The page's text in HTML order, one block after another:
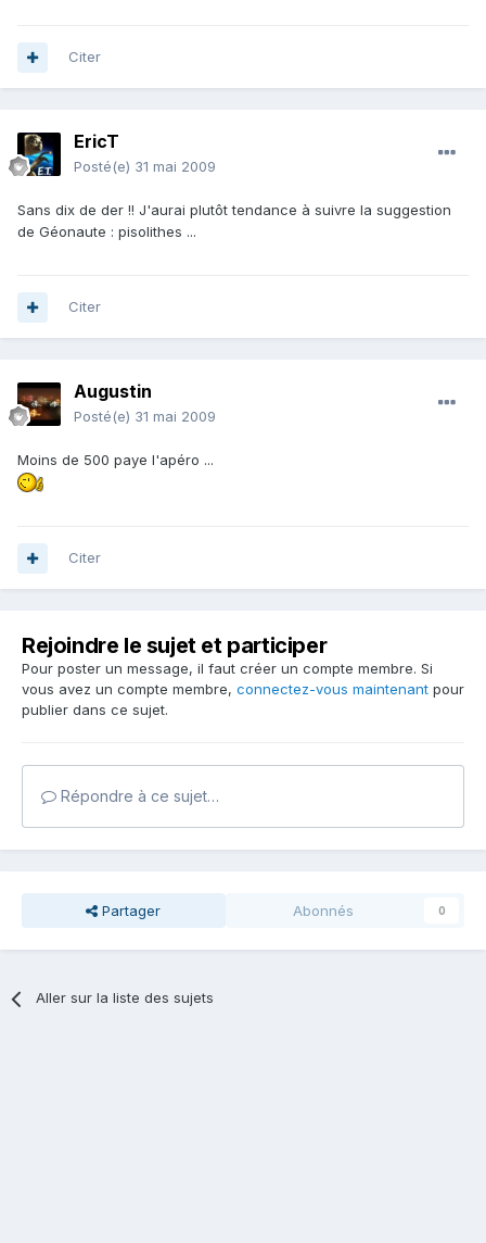
Citer
EricT
Posté(e) 31 mai 2009
Sans dix de der !! J'aurai plutôt tendance à suivre la suggestion
de Géonaute : pisolithes ...
Citer
Augustin
Posté(e) 31 mai 2009
Moins de 500 paye l'apéro ...
Citer
Rejoindre le sujet et participer
Pour poster un message, il faut créer un compte membre. Si
vous avez un compte membre, connectez-vous maintenant pour
publier dans ce sujet.
Répondre à ce sujet…
Partager Abonnés 0
Aller sur la liste des sujets